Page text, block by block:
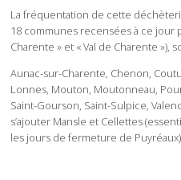
La fréquentation de cette
18 communes recensées à ce jour
Charente » et « Val de Charente »),
Aunac-sur-Charente, Chenon,
Lonnes, Mouton, Moutonneau,
Saint-Gourson, Saint-Sulpice,
s’ajouter Mansle et Cellettes
les jours de fermeture de